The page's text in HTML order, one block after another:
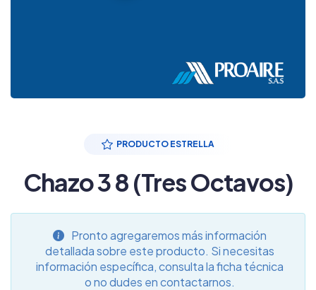
PRODUCTO ESTRELLA
Chazo 3 8 (Tres Octavos)
Pronto agregaremos más información
detallada sobre este producto. Si necesitas
información específica, consulta la ficha técnica
o no dudes en contactarnos.